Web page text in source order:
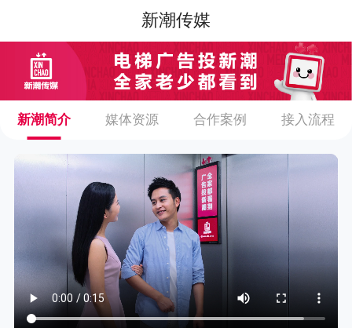
新潮传媒
新潮简介 媒体资源 合作案例 接入流程